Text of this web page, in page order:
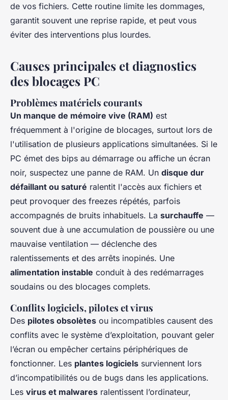
de vos fichiers. Cette routine limite les dommages,
garantit souvent une reprise rapide, et peut vous
éviter des interventions plus lourdes.
Causes principales et diagnostics
des blocages PC
Problèmes matériels courants
Un manque de mémoire vive (RAM) est
fréquemment à l'origine de blocages, surtout lors de
l'utilisation de plusieurs applications simultanées. Si le
PC émet des bips au démarrage ou affiche un écran
noir, suspectez une panne de RAM. Un disque dur
défaillant ou saturé ralentit l'accès aux fichiers et
peut provoquer des freezes répétés, parfois
accompagnés de bruits inhabituels. La surchauffe —
souvent due à une accumulation de poussière ou une
mauvaise ventilation — déclenche des
ralentissements et des arrêts inopinés. Une
alimentation instable conduit à des redémarrages
soudains ou des blocages complets.
Conflits logiciels, pilotes et virus
Des pilotes obsolètes ou incompatibles causent des
conflits avec le système d’exploitation, pouvant geler
l’écran ou empêcher certains périphériques de
fonctionner. Les plantes logiciels surviennent lors
d’incompatibilités ou de bugs dans les applications.
Les virus et malwares ralentissent l’ordinateur,